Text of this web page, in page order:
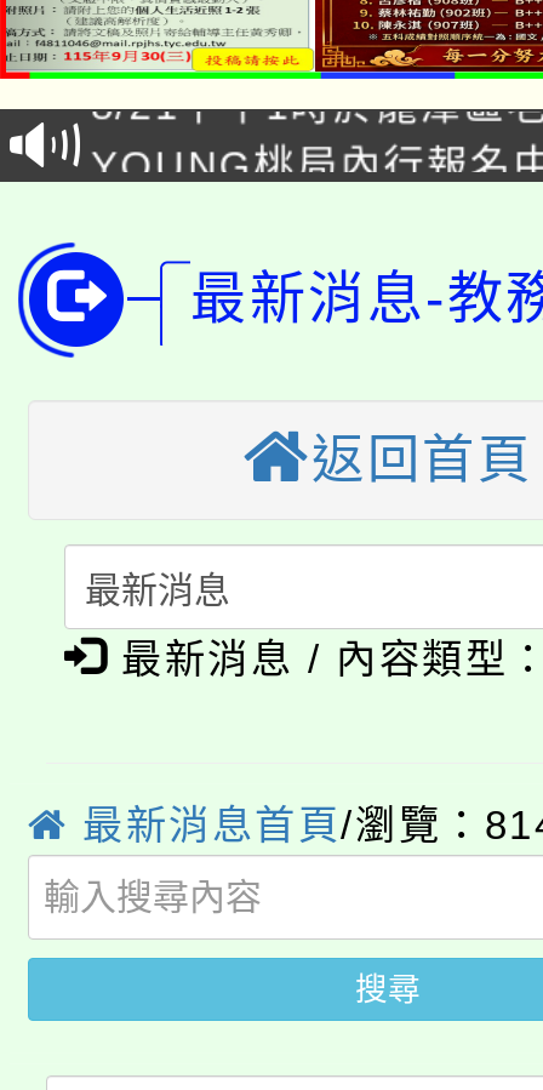
「本色祭」8/29、30在
場熱烈登場!
8/21下午1時於龍潭區
徵才活動。
YOUNG桃局內行報名
開!
115年桃園市運動會8/
田徑場及游泳池舉行。
桃園市低收入戶享有免
視費優惠，中低收入戶
半價優惠，詳情可洽有
者。
大園自造教育及科技中
份教師增能研習
大溪自造教育及科技
份教師研習
淨零綠生活教案入校路
會
115年食農教育專業人
程
「本色祭」8/29、30在
局官網。
8月14至27日，桃園電
開!
115年桃園市運動會8/
田徑場及游泳池舉行。
桃園市低收入戶享有免
視費優惠，中低收入戶
半價優惠，詳情可洽有
大園自造教育及科技
份教師增能研習
最新消息-教
返回首頁
最新消息 / 內容類型
最新消息首頁/瀏覽：
搜尋